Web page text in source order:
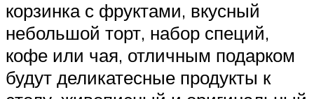
корзинка с фруктами, вкусный
небольшой торт, набор специй,
кофе или чая, отличным подарком
будут деликатесные продукты к